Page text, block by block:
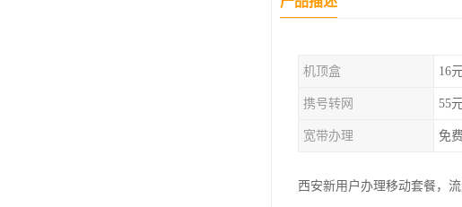
机顶盒 16
携号转网 55
宽带办理 免
西安新用户办理移动套餐，流